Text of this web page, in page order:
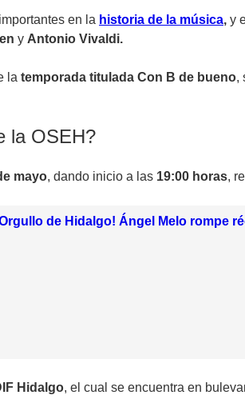
en la historia de la música, y
y Antonio Vivaldi.
la temporada titulada Con B de bueno,
la OSEH?
mayo, dando inicio a las 19:00 horas,
de Hidalgo! Ángel Melo rompe
Hidalgo, el cual se encuentra en